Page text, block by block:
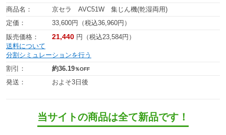
商品名：
京セラ AVC51W 集じん機(乾湿両用)
定価：
33,600円（税込36,960円）
販売価格：
21,440 円（税込23,584円）
送料について
分割シミュレーションを行う
割引：
約36.19％OFF
発送： およそ3日後
当サイトの商品は全て新品です！